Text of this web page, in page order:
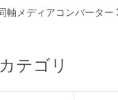
軸メディアコンバーター
テゴリ